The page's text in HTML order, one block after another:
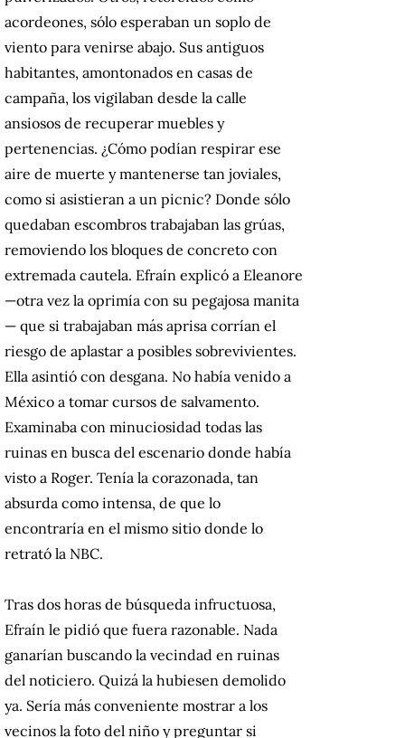
acordeones, sólo esperaban un soplo de
viento para venirse abajo. Sus antiguos
habitantes, amontonados en casas de
campaña, los vigilaban desde la calle
ansiosos de recuperar muebles y
pertenencias. ¿Cómo podían respirar ese
aire de muerte y mantenerse tan joviales,
como si asistieran a un picnic? Donde sólo
quedaban escombros trabajaban las grúas,
removiendo los bloques de concreto con
extremada cautela. Efraín explicó a Eleanore
—otra vez la oprimía con su pegajosa manita
— que si trabajaban más aprisa corrían el
riesgo de aplastar a posibles sobrevivientes.
Ella asintió con desgana. No había venido a
México a tomar cursos de salvamento.
Examinaba con minuciosidad todas las
ruinas en busca del escenario donde había
visto a Roger. Tenía la corazonada, tan
absurda como intensa, de que lo
encontraría en el mismo sitio donde lo
retrató la NBC.
Tras dos horas de búsqueda infructuosa,
Efraín le pidió que fuera razonable. Nada
ganarían buscando la vecindad en ruinas
del noticiero. Quizá la hubiesen demolido
ya. Sería más conveniente mostrar a los
vecinos la foto del niño y preguntar si